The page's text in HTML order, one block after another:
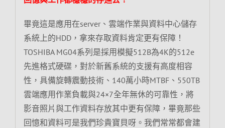
畢竟這是應用在server、雲端作業與資料中心儲存
系統上的HDD，拿來存取資料肯定更有保障！
TOSHIBA MG04系列是採用模擬512B為4K的512e
先進格式硬碟，對於新舊系統的支援有高度相容
性，具備旋轉震動技術、140萬小時MTBF、550TB
雲端應用作業負載與24×7全年無休的可靠性，將
影音照片與工作資料存放其中更有保障，畢竟那些
回憶和資料可是我們珍貴寶貝呀。我們常常都會建